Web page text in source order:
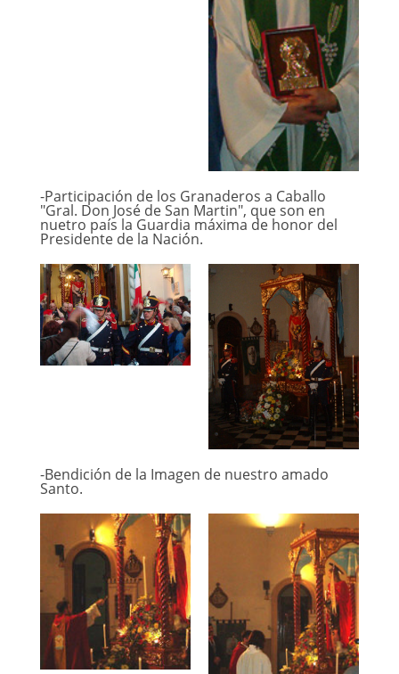
-Participación de los Granaderos a Caballo
"Gral. Don José de San Martin", que son en
nuetro país la Guardia máxima de honor del
Presidente de la Nación.
-Bendición de la Imagen de nuestro amado
Santo.